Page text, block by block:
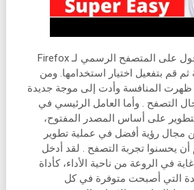
للقيام بذلك قم بالدخول على المتصفح الرسمي لـ Firefox
ثم قم بتفعيل اختيار استخدامها. ومن
المنافسة وأدت إلى موجة جديدة
التصفح . وأما العامل الرئيسي في
على أساس المصدر المفتوح،
مجال رؤية أفضل في عملية تطوير
يحسنوا تجربة التصفح . لقد أدخل
في الروعة من ناحية الأداء، كأداة
التي أصبحت متوفرة في كل